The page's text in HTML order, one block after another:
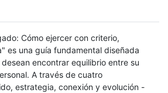
Cómo ejercer con criterio,
es una guía fundamental diseñada
encontrar equilibrio entre su
A través de cuatro
estrategia, conexión y evolución -